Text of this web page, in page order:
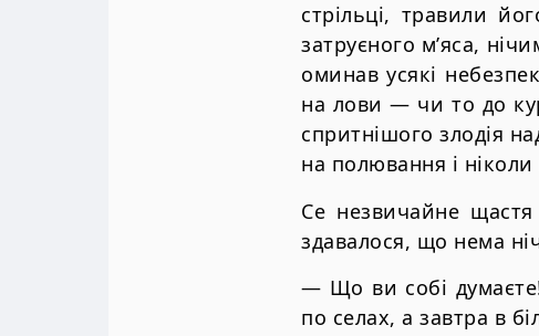
стрiльцi, травили
затруєного м’яса,
оминав усякi
на лови — чи то до
спритнiшого злодiя
на полювання i
Се незвичайне
здавалося, що нема
— Що ви собi
по селах, а завтра в